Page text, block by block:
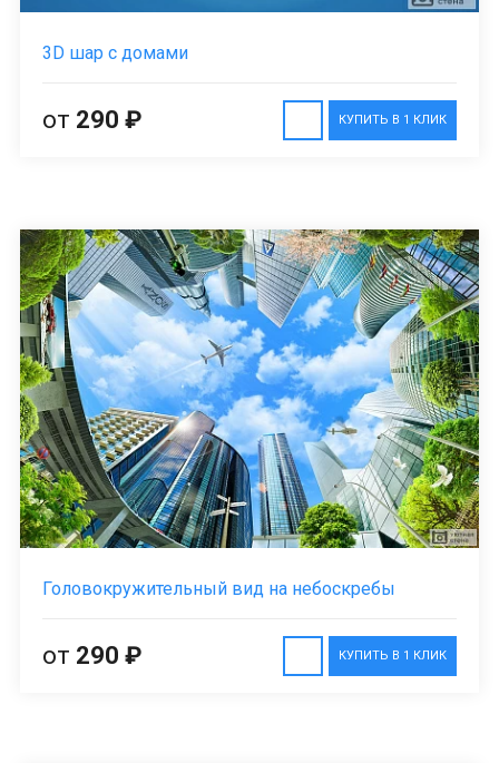
3D шар с домами
КУПИТЬ В 1 КЛИК
от 290 ₽
Головокружительный вид на небоскребы
КУПИТЬ В 1 КЛИК
от 290 ₽